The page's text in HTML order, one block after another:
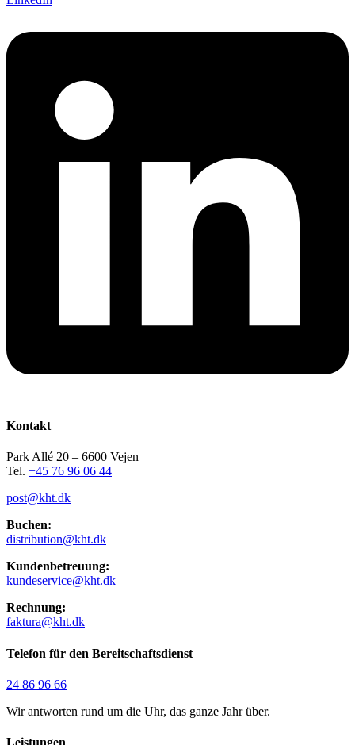
Kontakt
Park Allé 20 – 6600 Vejen
Tel. +45 76 96 06 44
post@kht.dk
Buchen:
distribution@kht.dk
Kundenbetreuung:
kundeservice@kht.dk
Rechnung:
faktura@kht.dk
Telefon für den Bereitschaftsdienst
24 86 96 66
Wir antworten rund um die Uhr, das ganze Jahr über.